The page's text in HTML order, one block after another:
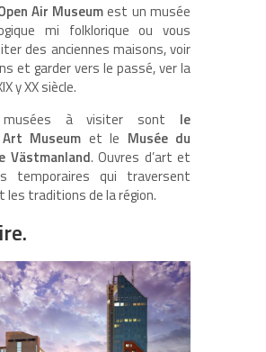
Air Museumest un musée
mi folklorique ou vous
des anciennes maisons, voir
et garder vers le passé, ver la
y XX siècle.
musées à visiter sont le
Museum et le Musée du
Västmanland. Ouvres d’art et
temporaires qui traversent
les traditions de la région.